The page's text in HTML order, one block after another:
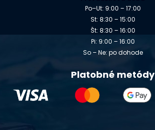
Po–Ut: 9:00 – 17:00
St: 8:30 – 15:00
Št: 8:30 – 16:00
Pi: 9:00 – 16:00
So – Ne: po dohode
Platobné metódy